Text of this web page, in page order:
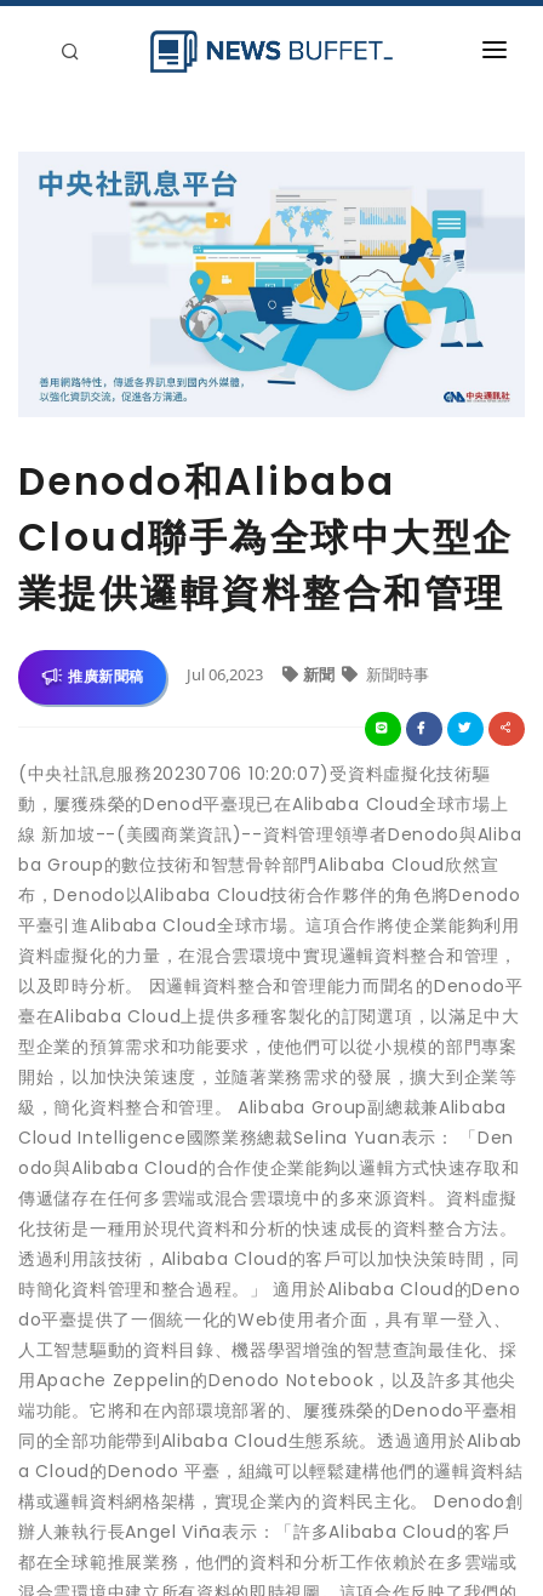
Denodo和Alibaba
Cloud聯手為全球中大型企
業提供邏輯資料整合和管理
推廣新聞稿 Jul 06,2023 新聞 新聞時事
(中央社訊息服務20230706 10:20:07)受資料虛擬化技術驅
動，屢獲殊榮的Denod平臺現已在Alibaba Cloud全球市場上
線 新加坡--(美國商業資訊)--資料管理領導者Denodo與Aliba
ba Group的數位技術和智慧骨幹部門Alibaba Cloud欣然宣
布，Denodo以Alibaba Cloud技術合作夥伴的角色將Denodo
平臺引進Alibaba Cloud全球市場。這項合作將使企業能夠利用
資料虛擬化的力量，在混合雲環境中實現邏輯資料整合和管理，
以及即時分析。 因邏輯資料整合和管理能力而聞名的Denodo平
臺在Alibaba Cloud上提供多種客製化的訂閱選項，以滿足中大
型企業的預算需求和功能要求，使他們可以從小規模的部門專案
開始，以加快決策速度，並隨著業務需求的發展，擴大到企業等
級，簡化資料整合和管理。 Alibaba Group副總裁兼Alibaba
Cloud Intelligence國際業務總裁Selina Yuan表示： 「Den
odo與Alibaba Cloud的合作使企業能夠以邏輯方式快速存取和
傳遞儲存在任何多雲端或混合雲環境中的多來源資料。資料虛擬
化技術是一種用於現代資料和分析的快速成長的資料整合方法。
透過利用該技術，Alibaba Cloud的客戶可以加快決策時間，同
時簡化資料管理和整合過程。」 適用於Alibaba Cloud的Deno
do平臺提供了一個統一化的Web使用者介面，具有單一登入、
人工智慧驅動的資料目錄、機器學習增強的智慧查詢最佳化、採
用Apache Zeppelin的Denodo Notebook，以及許多其他尖
端功能。它將和在內部環境部署的、屢獲殊榮的Denodo平臺相
同的全部功能帶到Alibaba Cloud生態系統。透過適用於Alibab
a Cloud的Denodo 平臺，組織可以輕鬆建構他們的邏輯資料結
構或邏輯資料網格架構，實現企業內的資料民主化。 Denodo創
辦人兼執行長Angel Viña表示：「許多Alibaba Cloud的客戶
都在全球範推展業務，他們的資料和分析工作依賴於在多雲端或